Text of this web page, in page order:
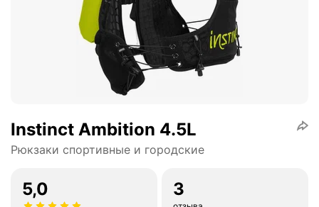
Instinct Ambition 4.5L
Рюкзаки спортивные и городские
5,0 3